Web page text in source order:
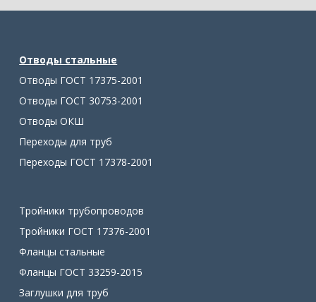
Отводы стальные
Отводы ГОСТ 17375-2001
Отводы ГОСТ 30753-2001
Отводы ОКШ
Переходы для труб
Переходы ГОСТ 17378-2001
Тройники трубопроводов
Тройники ГОСТ 17376-2001
Фланцы стальные
Фланцы ГОСТ 33259-2015
Заглушки для труб